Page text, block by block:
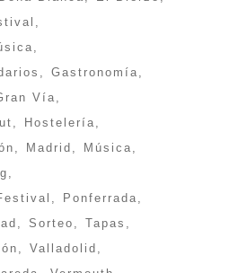
Gastronomía
Vía
Hostelería
Madrid
Música
Ponferrada
Sorteo
Tapas
Valladolid